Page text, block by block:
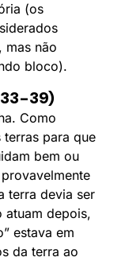
(os
mas não
bloco).
33-39)
Como
terras para que
bem ou
terra devia ser
depois,
estava em
da terra ao